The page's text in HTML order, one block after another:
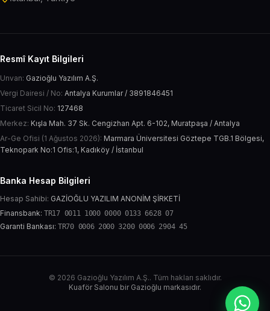
Resmî Kayıt Bilgileri
Unvan: Gazioğlu Yazılım A.Ş.
Vergi Dairesi / No: Antalya Kurumlar / 3891846451
Ticaret Sicil No: 127468
Merkez: Kışla Mah. 37 Sk. Cengizhan Apt. 6-102, Muratpaşa / Antalya
Ar-Ge Ofisi (1 Ağustos 2026): Marmara Üniversitesi Göztepe TGB.1 Bölgesi,
Teknopark No:1 Ofis:1, Kadıköy / İstanbul
Banka Hesap Bilgileri
Hesap Sahibi: GAZİOĞLU YAZILIM ANONİM ŞİRKETİ
Finansbank: TR17 0011 1000 0000 0133 6628 07
Garanti Bankası: TR70 0006 2000 3200 0006 2904 45
© 2026 Gazioğlu Yazılım A.Ş.. Tüm hakları saklıdır.
Kuaför Salonu bir Gazioğlu markasıdır.